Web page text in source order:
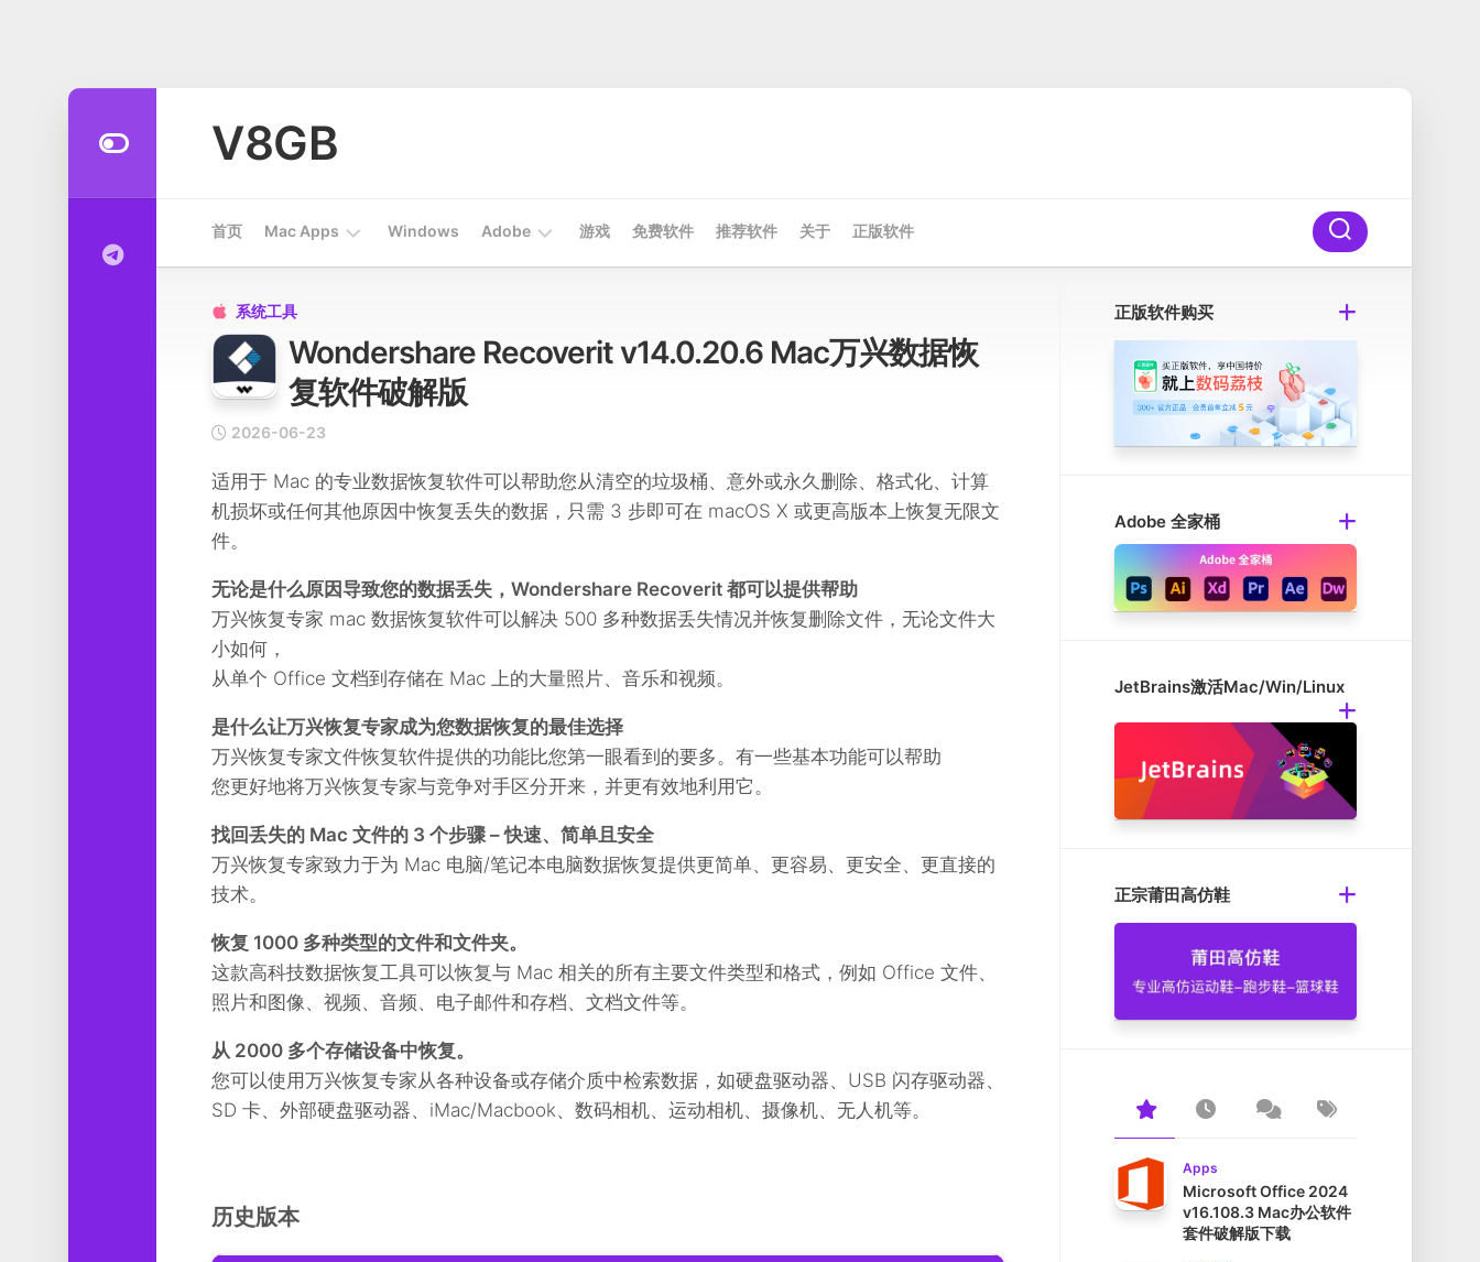
V8GB
首页 Mac Apps
Apps
开
工
统
工
具
形
设
媒
软
件
娱
Windows Adobe 游戏 免费软件 推荐软件 关于 正版软件
 系统工具
Wondershare Recoverit v14.0.20.6 Mac万兴数据恢
复软件破解版
2026-06-23
适用于 Mac 的专业数据恢复软件可以帮助您从清空的垃圾桶、意外或永久删除、格式化、计算
机损坏或任何其他原因中恢复丢失的数据，只需 3 步即可在 macOS X 或更高版本上恢复无限文
件。
无论是什么原因导致您的数据丢失，Wondershare Recoverit 都可以提供帮助
万兴恢复专家 mac 数据恢复软件可以解决 500 多种数据丢失情况并恢复删除文件，无论文件大
小如何，
从单个 Office 文档到存储在 Mac 上的大量照片、音乐和视频。
是什么让万兴恢复专家成为您数据恢复的最佳选择
万兴恢复专家文件恢复软件提供的功能比您第一眼看到的要多。有一些基本功能可以帮助
您更好地将万兴恢复专家与竞争对手区分开来，并更有效地利用它。
找回丢失的 Mac 文件的 3 个步骤 – 快速、简单且安全
万兴恢复专家致力于为 Mac 电脑/笔记本电脑数据恢复提供更简单、更容易、更安全、更直接的
技术。
恢复 1000 多种类型的文件和文件夹。
这款高科技数据恢复工具可以恢复与 Mac 相关的所有主要文件类型和格式，例如 Office 文件、
照片和图像、视频、音频、电子邮件和存档、文档文件等。
从 2000 多个存储设备中恢复。
您可以使用万兴恢复专家从各种设备或存储介质中检索数据，如硬盘驱动器、USB 闪存驱动器、
SD 卡、外部硬盘驱动器、iMac/Macbook、数码相机、运动相机、摄像机、无人机等。
历史版本
正版软件购买
Adobe 全家桶
JetBrains激活Mac/Win/Linux
正宗莆田高仿鞋
Apps
Microsoft Office 2024
v16.108.3 Mac办公软件
套件破解版下载